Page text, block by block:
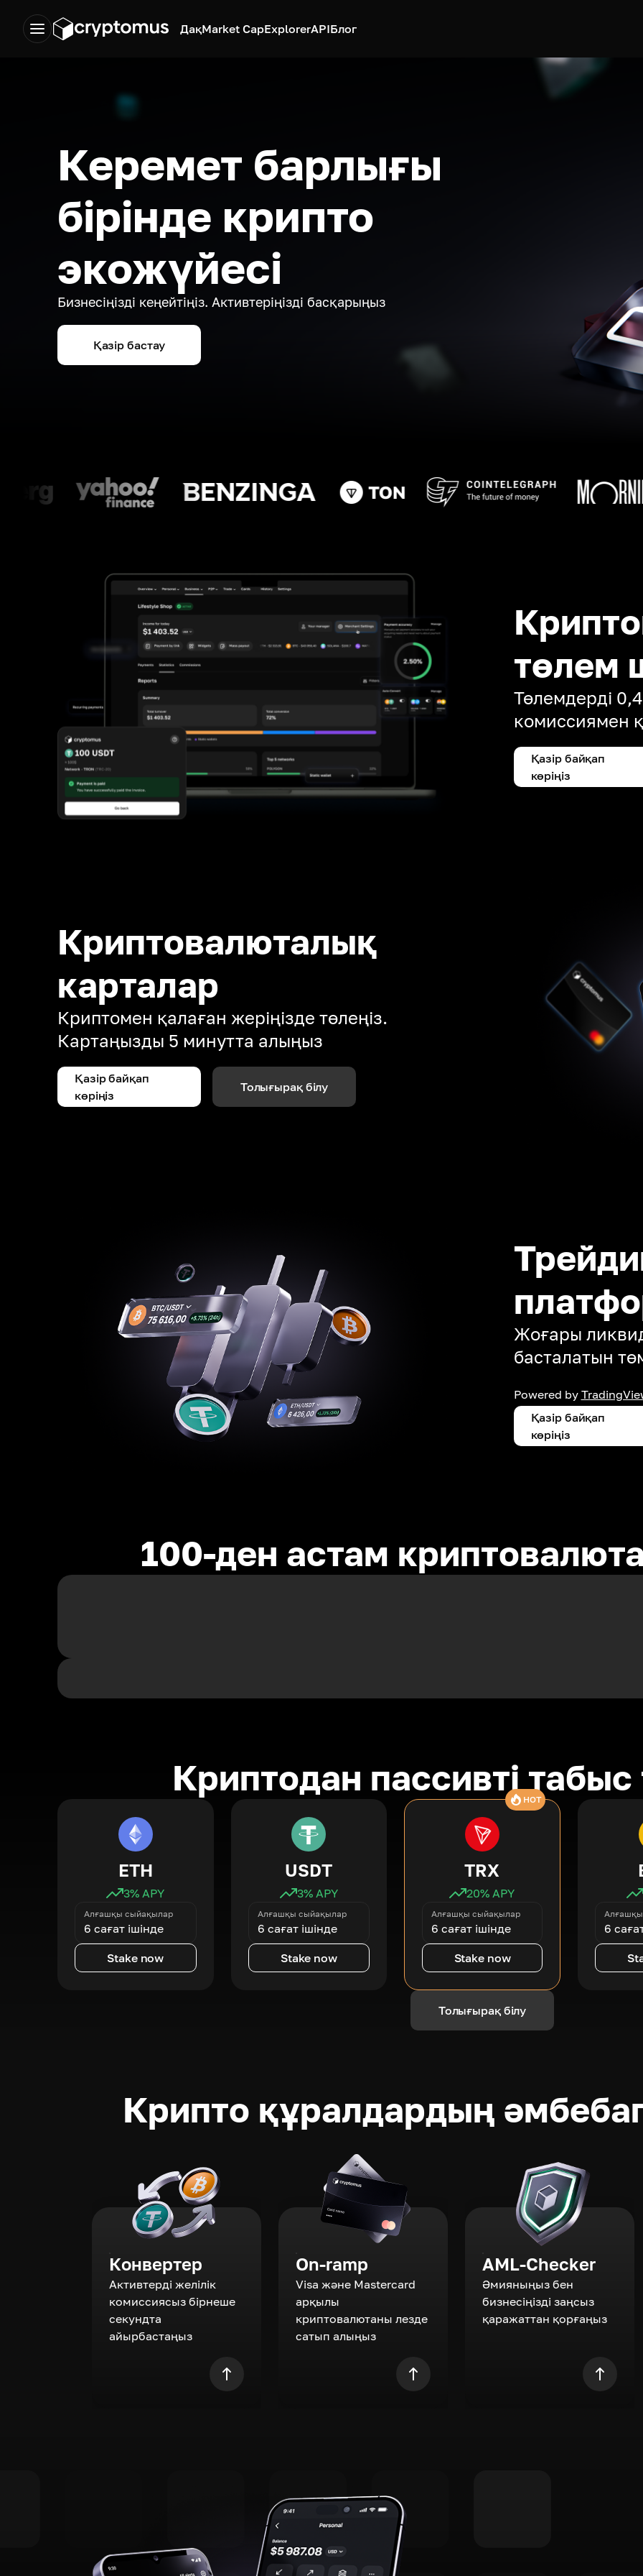
ДақMarket CapExplorerAPIБлог
Керемет барлығы
бірінде крипто
экожүйесі
Бизнесіңізді кеңейтіңіз. Активтеріңізді басқарыңыз
Қазір бастау
төлем
Төлемдерді
комиссиямен
Қазір байқап
көріңіз
Криптовалюталық
карталар
Криптомен қалаған жеріңізде төлеңіз.
Картаңызды 5 минутта алыңыз
Қазір байқап
көріңіз
Толығырақ білу
Жоғары
басталатын
Powered by
Қазір байқап
көріңіз
100-ден астам
Криптодан пассивті
ETH
3% APY
Алғашқы сыйақылар
6 сағат ішінде
Stake now
USDT
3% APY
Алғашқы сыйақылар
6 сағат ішінде
Stake now
HOT
TRX
20% APY
Алғашқы сыйақылар
6 сағат ішінде
Stake now
6
Толығырақ білу
Крипто құралдардың
Конвертер
Активтерді желілік
комиссиясыз бірнеше
секундта
айырбастаңыз
On-ramp
Visa және Mastercard
арқылы
криптовалютаны лезде
сатып алыңыз
AML-Checker
Әмияныңыз бен
бизнесіңізді заңсыз
қаражаттан қорғаңыз